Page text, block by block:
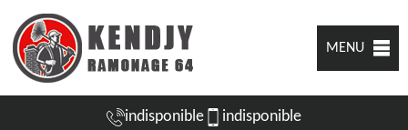
MENU
indisponible indisponible